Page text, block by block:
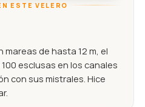
ESTE VELERO
mareas de hasta 12 m, el
esclusas en los canales
con sus mistrales. Hice